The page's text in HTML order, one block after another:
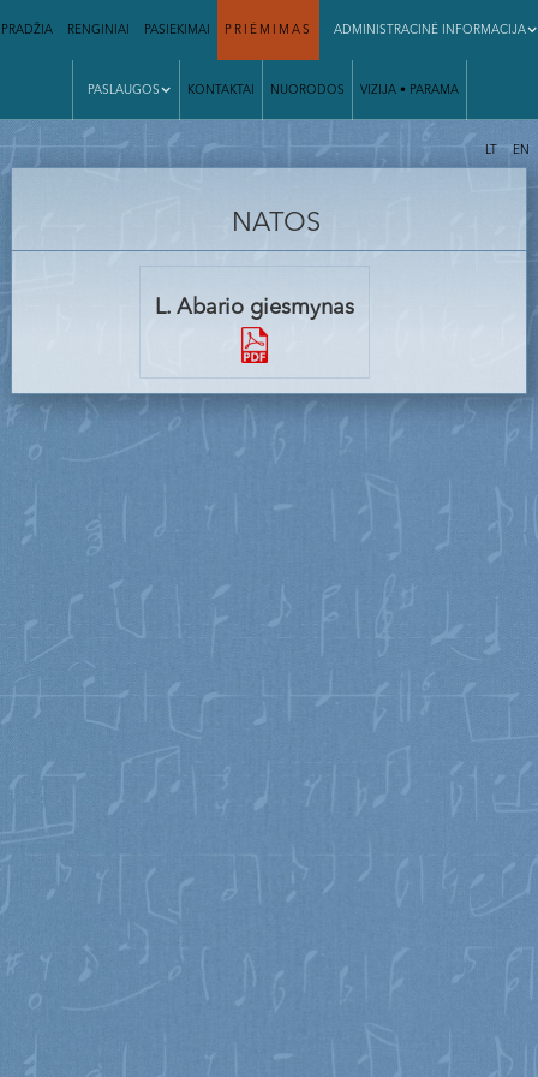
PRADŽIA RENGINIAI PASIEKIMAI PRIĖMIMAS ADMINISTRACINĖ INFORMACIJA
PASLAUGOS KONTAKTAI NUORODOS VIZIJA • PARAMA
| LT EN
NATOS
L. Abario giesmynas